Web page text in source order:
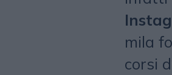
mila
corsi